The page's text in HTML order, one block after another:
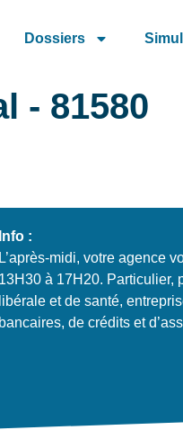
Dossiers
- 81580
Info :
L’après-midi, votre agence
13H30 à 17H20. Particulier,
libérale et de santé,
bancaires, de crédits et